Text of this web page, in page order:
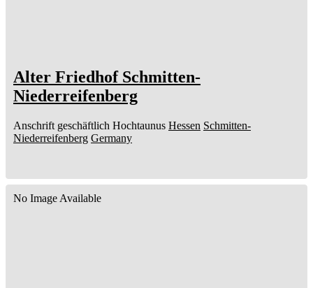
Alter Friedhof Schmitten-
Niederreifenberg
Anschrift geschäftlich Hochtaunus Hessen Schmitten-
Niederreifenberg Germany
No Image Available